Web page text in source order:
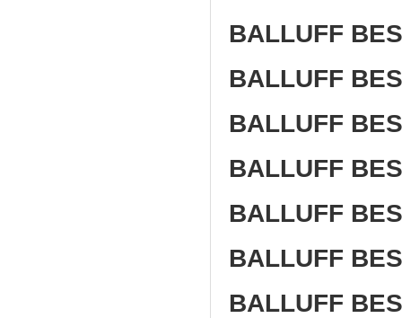
BALLUFF
BALLUFF
BALLUFF
BALLUFF
BALLUFF
BALLUFF
BALLUFF